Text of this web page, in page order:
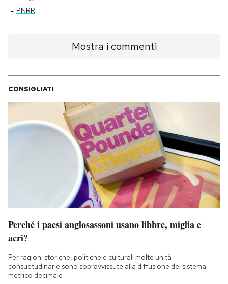
- PNRR
Mostra i commenti
CONSIGLIATI
Perché i paesi anglosassoni usano libbre, miglia e
acri?
Per ragioni storiche, politiche e culturali molte unità
consuetudinarie sono sopravvissute alla diffusione del sistema
metrico decimale